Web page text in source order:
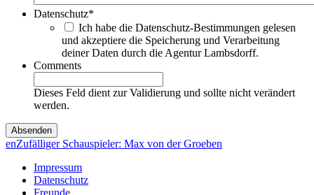
Datenschutz*
Ich habe die Datenschutz-Bestimmungen gelesen
und akzeptiere die Speicherung und Verarbeitung
deiner Daten durch die Agentur Lambsdorff.
Comments
Dieses Feld dient zur Validierung und sollte nicht verändert
werden.
enZufälliger Schauspieler: Max von der Groeben
Impressum
Datenschutz